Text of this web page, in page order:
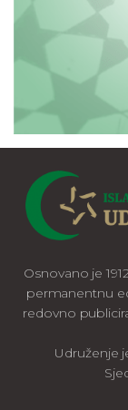
Osnovano je
permanentnu
redovno
Udruženje